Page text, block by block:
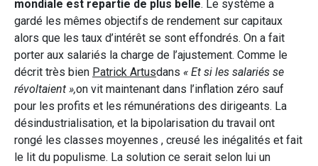
mondiale est repartie de plus belle. Le système a
gardé les mêmes objectifs de rendement sur capitaux
alors que les taux d’intérêt se sont effondrés. On a fait
porter aux salariés la charge de l’ajustement. Comme le
décrit très bien Patrick Artusdans « Et si les salariés se
révoltaient »,on vit maintenant dans l’inflation zéro sauf
pour les profits et les rémunérations des dirigeants. La
désindustrialisation, et la bipolarisation du travail ont
rongé les classes moyennes , creusé les inégalités et fait
le lit du populisme. La solution ce serait selon lui un